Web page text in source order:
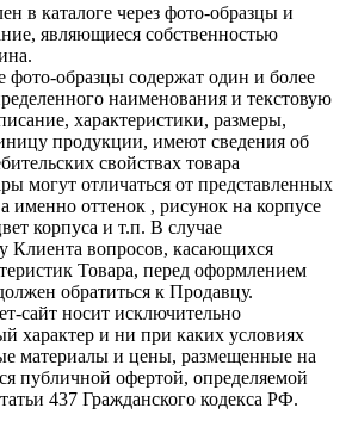
в каталоге через фото-образцы и
являющиеся собственностью
фото-образцы содержат один и более
наименования и текстовую
характеристики, размеры,
продукции, имеют сведения об
свойствах товара
могут отличаться от представленных
именно оттенок , рисунок на корпусе
корпуса и т.п. В случае
Клиента вопросов, касающихся
Товара, перед оформлением
обратиться к Продавцу.
сайт носит исключительно
характер и ни при каких условиях
материалы и цены, размещенные на
публичной офертой, определяемой
437 Гражданского кодекса РФ.